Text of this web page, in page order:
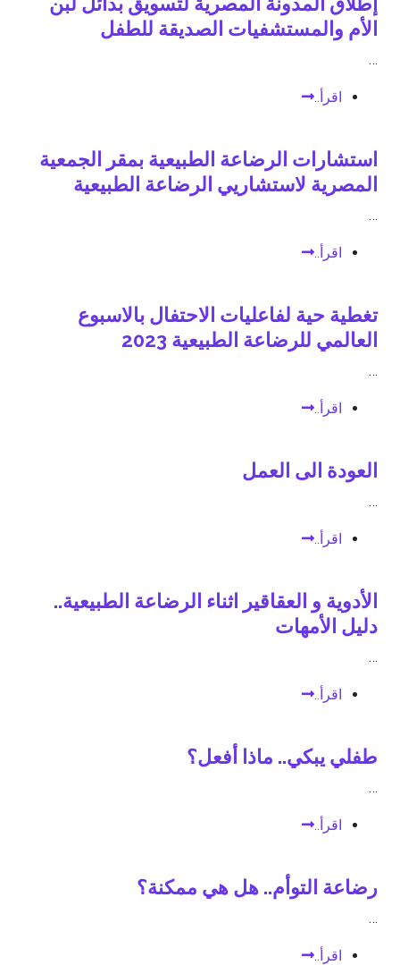
الأم والمستشفيات الصديقة للطفل
…
اقرأ..
استشارات الرضاعة الطبيعية بمقر الجمعية
المصرية لاستشاريي الرضاعة الطبيعية
…
اقرأ..
تغطية حية لفاعليات الاحتفال بالاسبوع
العالمي للرضاعة الطبيعية 2023
…
اقرأ..
العودة الى العمل
…
اقرأ..
الأدوية و العقاقير اثناء الرضاعة الطبيعية..
دليل الأمهات
…
اقرأ..
طفلي يبكي.. ماذا أفعل؟
…
اقرأ..
رضاعة التوأم.. هل هي ممكنة؟
…
اقرأ..